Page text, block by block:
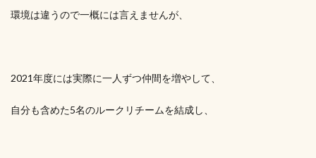
環境は違うので一概には言えませんが、
2021年度には実際に一人ずつ仲間を増やして、
自分も含めた5名のルークリチームを結成し、